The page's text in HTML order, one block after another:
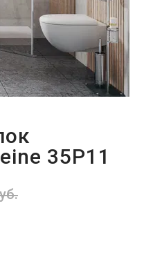
35P11